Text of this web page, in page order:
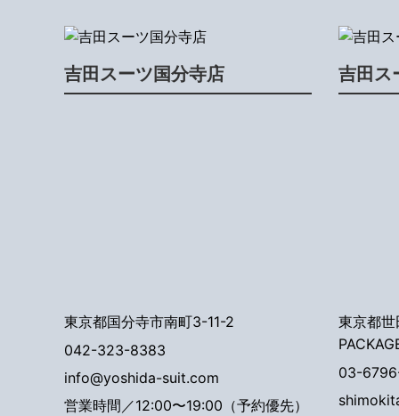
吉田スーツ国分寺店
東京都国分寺市南町3-11-2
042-323-8383
info@yoshida-suit.com
営業時間／12:00〜19:00（予約優先）
吉田ス
東京都
03-